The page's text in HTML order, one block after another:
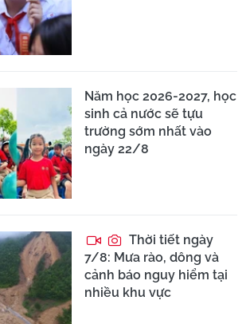
Năm học 2026-2027, học
sinh cả nước sẽ tựu
trường sớm nhất vào
ngày 22/8
Thời tiết ngày
7/8: Mưa rào, dông và
cảnh báo nguy hiểm tại
nhiều khu vực